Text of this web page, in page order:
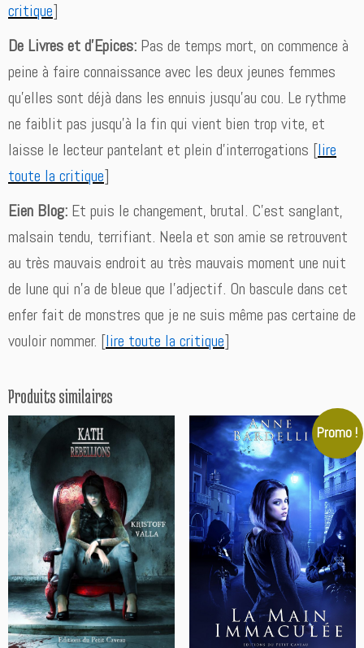
critique]
De Livres et d’Epices: Pas de temps mort, on commence à
peine à faire connaissance avec les deux jeunes femmes
qu’elles sont déjà dans les ennuis jusqu’au cou. Le rythme
ne faiblit pas jusqu’à la fin qui vient bien trop vite, et
laisse le lecteur pantelant et plein d’interrogations [lire
toute la critique]
Eien Blog: Et puis le changement, brutal. C’est sanglant,
malsain tendu, terrifiant. Neela et son amie se retrouvent
au très mauvais endroit au très mauvais moment une nuit
de lune qui n’a de bleue que l’adjectif. On bascule dans cet
enfer fait de monstres que je ne suis même pas certaine de
vouloir nommer. [lire toute la critique]
Produits similaires
Promo !